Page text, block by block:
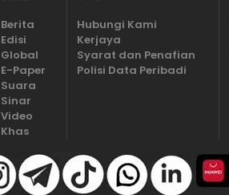
Berita
Edisi
Global
E-Paper
Suara
Sinar
Video
Khas
Hubungi Kami
Kerjaya
Syarat dan Penafian
Polisi Data Peribadi